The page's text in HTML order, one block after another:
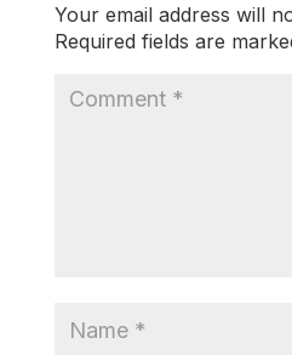
Your email address will
Required fields are